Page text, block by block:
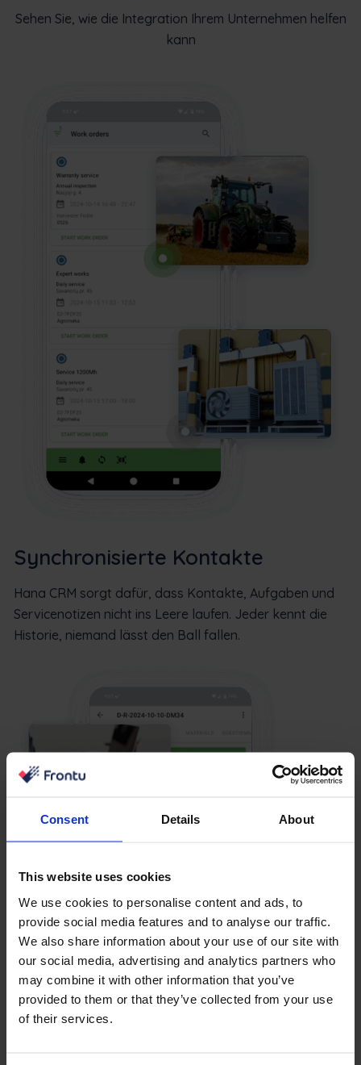
Consent Details About
This website uses cookies
We use cookies to personalise content and ads, to
provide social media features and to analyse our traffic.
We also share information about your use of our site with
our social media, advertising and analytics partners who
may combine it with other information that you’ve
provided to them or that they’ve collected from your use
of their services.
Sehen Sie, wie die Integration Ihrem Unternehmen helfen
kann
Synchronisierte Kontakte
Hana CRM sorgt dafür, dass Kontakte, Aufgaben und
Servicenotizen nicht ins Leere laufen. Jeder kennt die
Historie, niemand lässt den Ball fallen.